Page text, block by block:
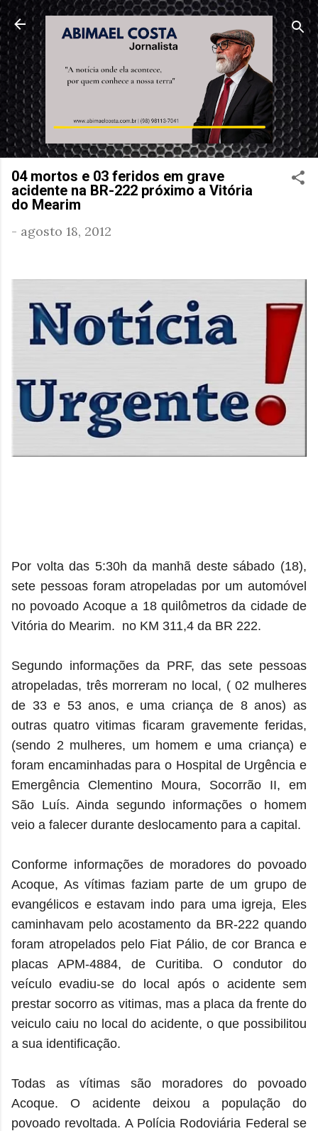
Pular para o conteúdo principal
04 mortos e 03 feridos em grave
acidente na BR-222 próximo a Vitória
do Mearim
- agosto 18, 2012
Por volta das 5:30h da manhã deste sábado (18),
sete pessoas foram atropeladas por um automóvel
no povoado Acoque a 18 quilômetros da cidade de
Vitória do Mearim. no KM 311,4 da BR 222.
Segundo informações da PRF, das sete pessoas
atropeladas, três morreram no local, ( 02 mulheres
de 33 e 53 anos, e uma criança de 8 anos) as
outras quatro vitimas ficaram gravemente feridas,
(sendo 2 mulheres, um homem e uma criança) e
foram encaminhadas para o Hospital de Urgência e
Emergência Clementino Moura, Socorrão II, em
São Luís. Ainda segundo informações o homem
veio a falecer durante deslocamento para a capital.
Conforme informações de moradores do povoado
Acoque, As vítimas faziam parte de um grupo de
evangélicos e estavam indo para uma igreja, Eles
caminhavam pelo acostamento da BR-222 quando
foram atropelados pelo Fiat Pálio, de cor Branca e
placas APM-4884, de Curitiba. O condutor do
veículo evadiu-se do local após o acidente sem
prestar socorro as vitimas, mas a placa da frente do
veiculo caiu no local do acidente, o que possibilitou
a sua identificação.
Todas as vítimas são moradores do povoado
Acoque. O acidente deixou a população do
povoado revoltada. A Polícia Rodoviária Federal se